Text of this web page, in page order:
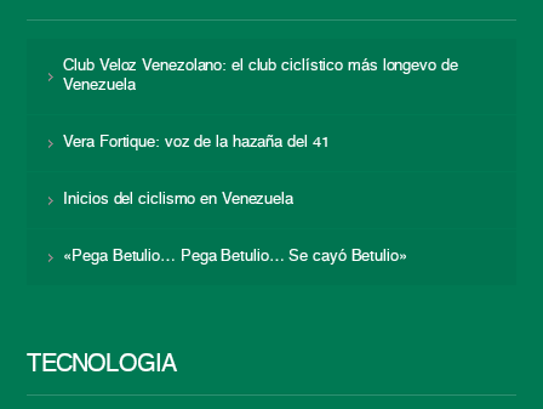
Club Veloz Venezolano: el club ciclístico más longevo de
Venezuela
Vera Fortique: voz de la hazaña del 41
Inicios del ciclismo en Venezuela
«Pega Betulio… Pega Betulio… Se cayó Betulio»
TECNOLOGÍA